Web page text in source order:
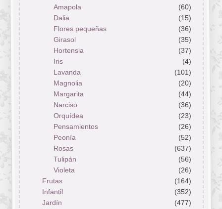
Amapola
(60)
Dalia
(15)
Flores pequeñas
(36)
Girasol
(35)
Hortensia
(37)
Iris
(4)
Lavanda
(101)
Magnolia
(20)
Margarita
(44)
Narciso
(36)
Orquídea
(23)
Pensamientos
(26)
Peonía
(52)
Rosas
(637)
Tulipán
(56)
Violeta
(26)
Frutas
(164)
Infantil
(352)
Jardín
(477)